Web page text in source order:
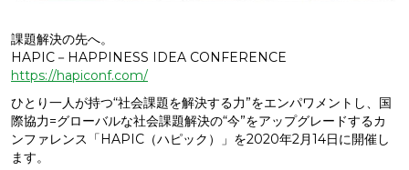
課題解決の先へ。
HAPIC－HAPPINESS IDEA CONFERENCE
https://hapiconf.com/
ひとり一人が持つ“社会課題を解決する力”をエンパワメントし、国
際協力=グローバルな社会課題解決の“今”をアップグレードするカ
ンファレンス「HAPIC（ハピック）」を2020年2月14日に開催し
ます。